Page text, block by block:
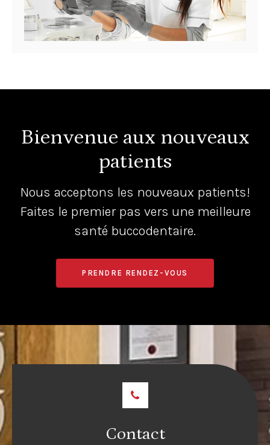
Bienvenue aux nouveaux
patients
Nous acceptons les nouveaux patients!
Faites le premier pas vers une meilleure
santé buccodentaire.
PRENDRE RENDEZ-VOUS
Contact